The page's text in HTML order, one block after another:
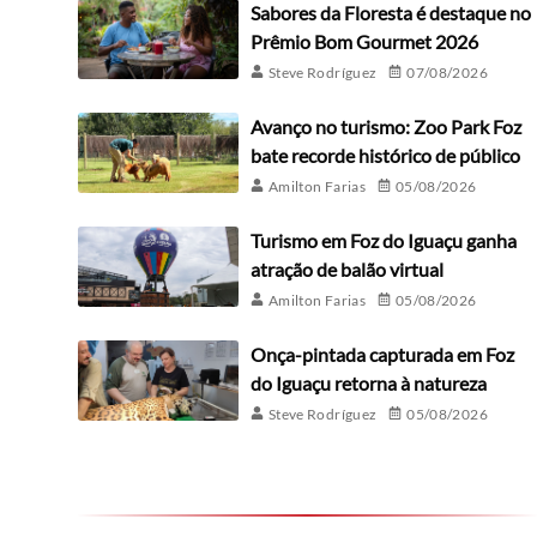
Sabores da Floresta é destaque no
Prêmio Bom Gourmet 2026
Steve Rodríguez 07/08/2026
Avanço no turismo: Zoo Park Foz
bate recorde histórico de público
Amilton Farias 05/08/2026
Turismo em Foz do Iguaçu ganha
atração de balão virtual
Amilton Farias 05/08/2026
Onça-pintada capturada em Foz
do Iguaçu retorna à natureza
Steve Rodríguez 05/08/2026